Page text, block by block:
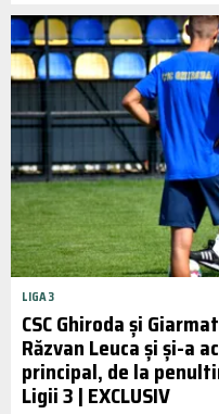
LIGA 3
CSC Ghiroda și
Răzvan Leuca și și-a
principal, de la
Ligii 3 | EXCLUSIV